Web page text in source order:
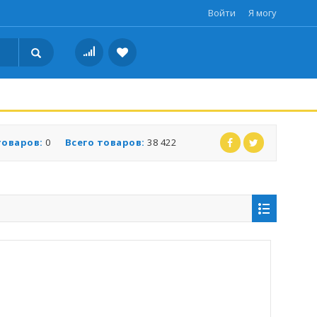
Войти Я могу
Всего товаров: 38 422
0